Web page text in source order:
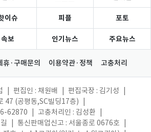
이슈 피플 포토
속보 인기뉴스 주요뉴스
휴·구매문의 이용약관·정책 고충처리
편집인 : 채원배 편집국장 : 김기성
47 (공평동,SC빌딩17층)
62870
고충처리인 : 김성환
통신판매업신고 : 서울종로 0676호